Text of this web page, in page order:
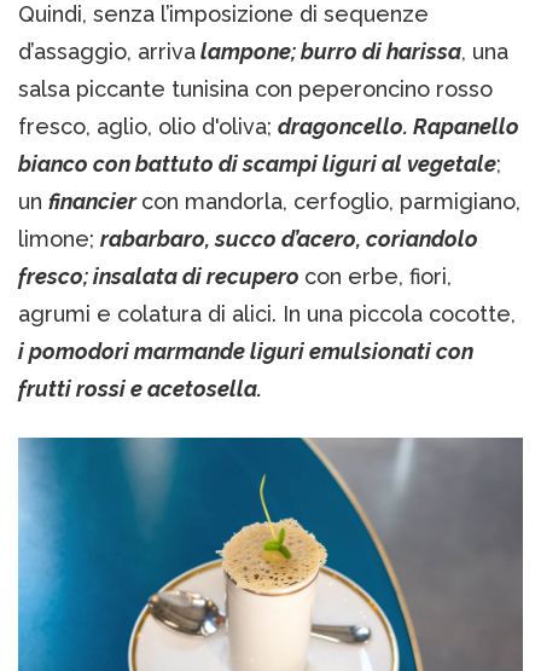
Quindi, senza l’imposizione di sequenze
d’assaggio, arrivalampone; burro di harissa, una
salsa piccante tunisina con peperoncino rosso
fresco, aglio, olio d'oliva; dragoncello. Rapanello
bianco con battuto di scampi liguri al vegetale;
un financiercon mandorla, cerfoglio, parmigiano,
limone; rabarbaro, succo d’acero, coriandolo
fresco; insalata di recupero con erbe, fiori,
agrumi e colatura di alici. In una piccola cocotte,
i pomodori marmande liguri emulsionati con
frutti rossi e acetosella.